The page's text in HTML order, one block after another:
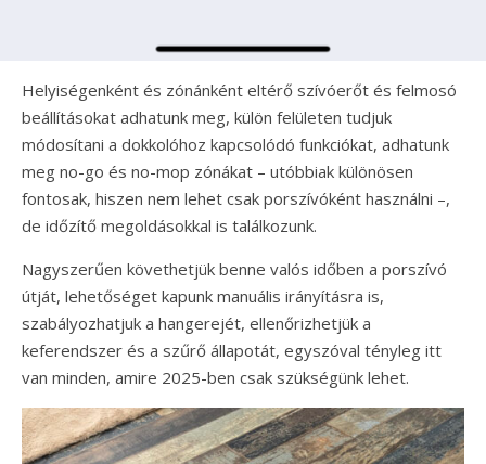
Helyiségenként és zónánként eltérő szívóerőt és felmosó
beállításokat adhatunk meg, külön felületen tudjuk
módosítani a dokkolóhoz kapcsolódó funkciókat, adhatunk
meg no-go és no-mop zónákat – utóbbiak különösen
fontosak, hiszen nem lehet csak porszívóként használni –,
de időzítő megoldásokkal is találkozunk.
Nagyszerűen követhetjük benne valós időben a porszívó
útját, lehetőséget kapunk manuális irányításra is,
szabályozhatjuk a hangerejét, ellenőrizhetjük a
keferendszer és a szűrő állapotát, egyszóval tényleg itt
van minden, amire 2025-ben csak szükségünk lehet.